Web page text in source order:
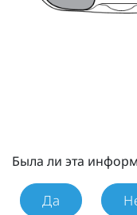
Была ли эта
Да